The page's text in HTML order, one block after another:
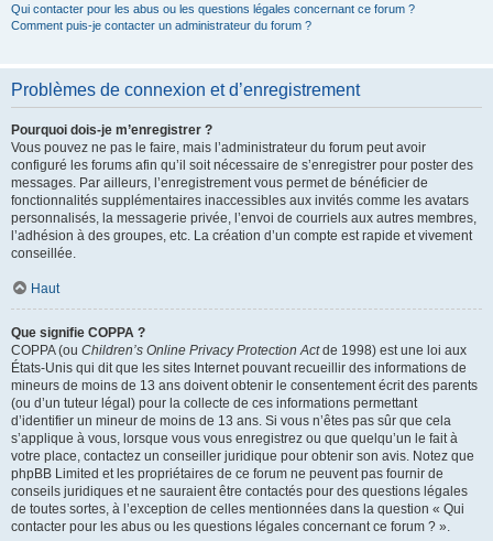
Qui contacter pour les abus ou les questions légales concernant ce forum ?
Comment puis-je contacter un administrateur du forum ?
Problèmes de connexion et d’enregistrement
Pourquoi dois-je m’enregistrer ?
Vous pouvez ne pas le faire, mais l’administrateur du forum peut avoir
configuré les forums afin qu’il soit nécessaire de s’enregistrer pour poster des
messages. Par ailleurs, l’enregistrement vous permet de bénéficier de
fonctionnalités supplémentaires inaccessibles aux invités comme les avatars
personnalisés, la messagerie privée, l’envoi de courriels aux autres membres,
l’adhésion à des groupes, etc. La création d’un compte est rapide et vivement
conseillée.
Haut
Que signifie COPPA ?
COPPA (ou Children’s Online Privacy Protection Actde 1998) est une loi aux
États-Unis qui dit que les sites Internet pouvant recueillir des informations de
mineurs de moins de 13 ans doivent obtenir le consentement écrit des parents
(ou d’un tuteur légal) pour la collecte de ces informations permettant
d’identifier un mineur de moins de 13 ans. Si vous n’êtes pas sûr que cela
s’applique à vous, lorsque vous vous enregistrez ou que quelqu’un le fait à
votre place, contactez un conseiller juridique pour obtenir son avis. Notez que
phpBB Limited et les propriétaires de ce forum ne peuvent pas fournir de
conseils juridiques et ne sauraient être contactés pour des questions légales
de toutes sortes, à l’exception de celles mentionnées dans la question « Qui
contacter pour les abus ou les questions légales concernant ce forum ? ».